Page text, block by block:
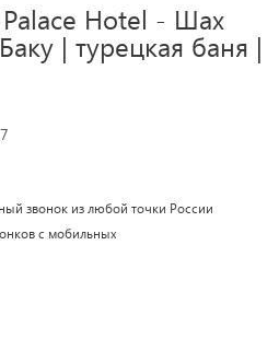
Palace Hotel - Шах
| турецкая баня |
звонок из любой точки России
с мобильных